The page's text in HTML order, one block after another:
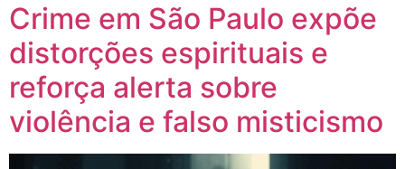
Crime em São Paulo expõe
distorções espirituais e
reforça alerta sobre
violência e falso misticismo